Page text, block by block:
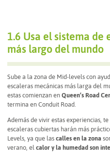
1.6 Usa el sistema de
más largo del mundo
Sube a la zona de Mid-levels con
escaleras mecánicas más larga del
estas comienzan en Queen’s Road
termina en Conduit Road.
Además de vivir estas experiencias,
escaleras cubiertas harán más
Levels, ya que las calles en la zona
verano, el calor y la humedad son